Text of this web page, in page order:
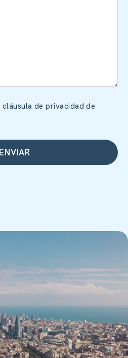
cláusula de privacidad de